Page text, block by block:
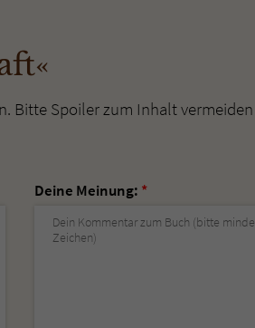
Bitte Spoiler zum Inhalt
Deine Meinung: *